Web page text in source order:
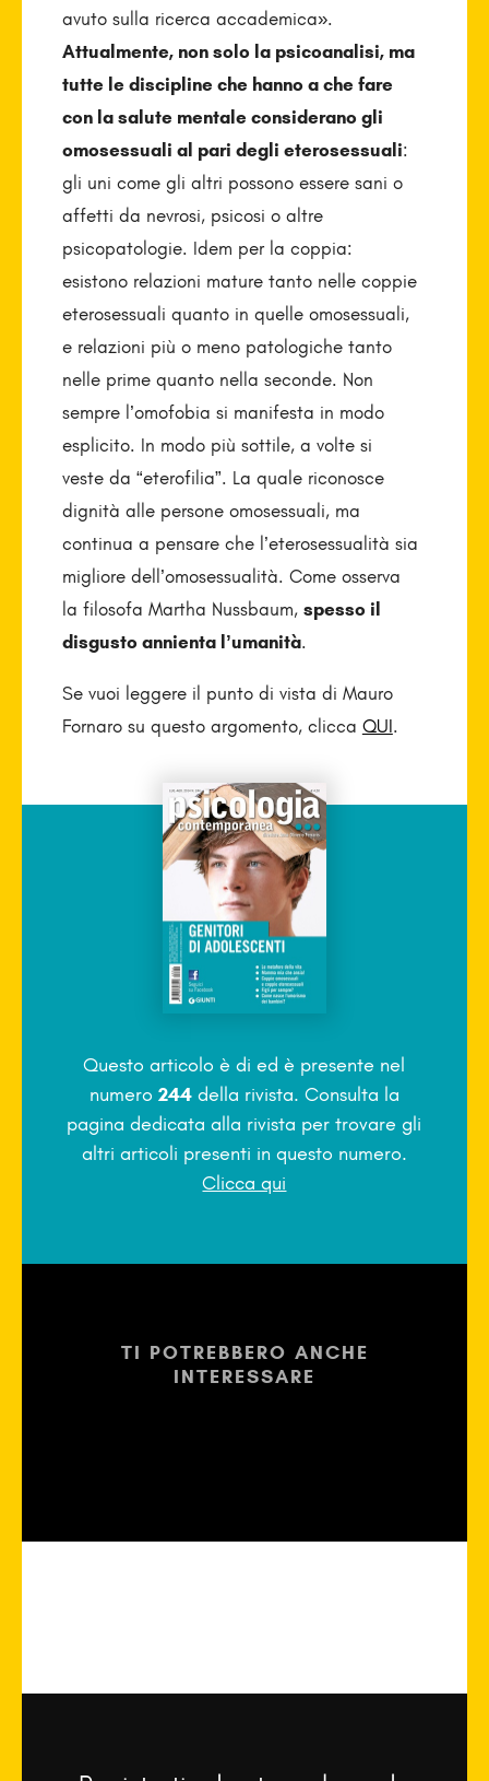
avuto sulla ricerca accademica».
Attualmente, non solo la psicoanalisi, ma
tutte le discipline che hanno a che fare
con la salute mentale considerano gli
omosessuali al pari degli eterosessuali:
gli uni come gli altri possono essere sani o
affetti da nevrosi, psicosi o altre
psicopatologie. Idem per la coppia:
esistono relazioni mature tanto nelle coppie
eterosessuali quanto in quelle omosessuali,
e relazioni più o meno patologiche tanto
nelle prime quanto nella seconde. Non
sempre l’omofobia si manifesta in modo
esplicito. In modo più sottile, a volte si
veste da “eterofilia”. La quale riconosce
dignità alle persone omosessuali, ma
continua a pensare che l’eterosessualità sia
migliore dell’omosessualità. Come osserva
la filosofa Martha Nussbaum, spesso il
disgusto annienta l’umanità.
Se vuoi leggere il punto di vista di Mauro
Fornaro su questo argomento, clicca QUI.
Questo articolo è died è presente nel
numero 244della rivista. Consulta la
pagina dedicata alla rivista per trovare gli
altri articoli presenti in questo numero.
Clicca qui
TI POTREBBERO ANCHE
INTERESSARE